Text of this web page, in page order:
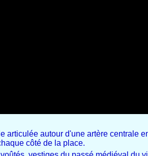
articulée autour d'une artère centrale
côté de la place.